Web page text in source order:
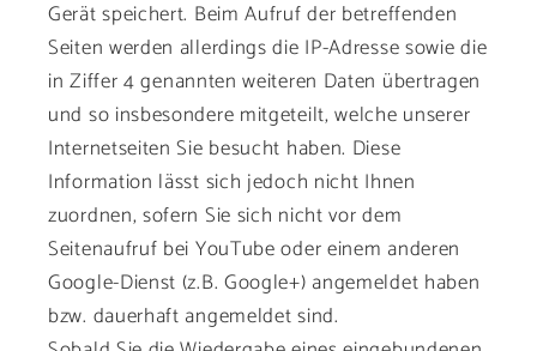
Gerät speichert. Beim Aufruf der betreffenden
Seiten werden allerdings die IP-Adresse sowie die
in Ziffer 4 genannten weiteren Daten übertragen
und so insbesondere mitgeteilt, welche unserer
Internetseiten Sie besucht haben. Diese
Information lässt sich jedoch nicht Ihnen
zuordnen, sofern Sie sich nicht vor dem
Seitenaufruf bei YouTube oder einem anderen
Google-Dienst (z.B. Google+) angemeldet haben
bzw. dauerhaft angemeldet sind.